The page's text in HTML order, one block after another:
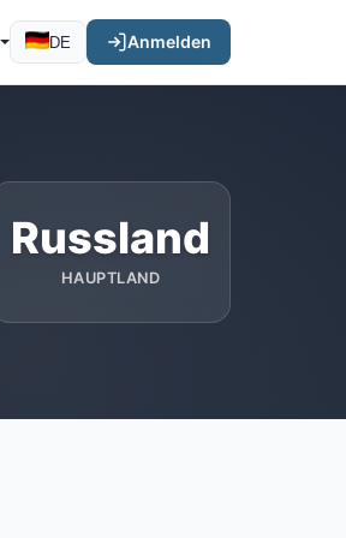
DE Anmelden
Russland
HAUPTLAND